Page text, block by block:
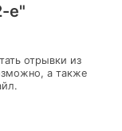
е"
отрывки из
а также